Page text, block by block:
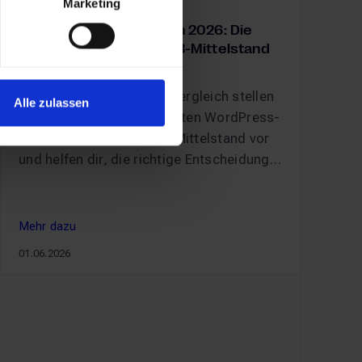
Marketing
Alle zulassen
CMS & DXP
WordPress-Alternativen 2026: Die
besten CMS für den B2B-Mittelstand
In diesem umfassenden Vergleich stellen
wir dir die leistungsstärksten WordPress-
Alternativen für den B2B-Mittelstand vor
und helfen dir, die richtige Entscheidung
Mehr dazu
Mehr dazu
01.06.2026